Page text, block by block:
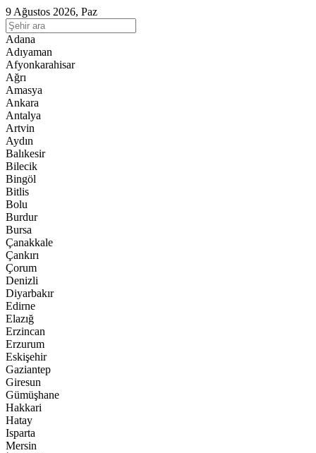
9 Ağustos 2026, Paz
Adana
Adıyaman
Afyonkarahisar
Ağrı
Amasya
Ankara
Antalya
Artvin
Aydın
Balıkesir
Bilecik
Bingöl
Bitlis
Bolu
Burdur
Bursa
Çanakkale
Çankırı
Çorum
Denizli
Diyarbakır
Edirne
Elazığ
Erzincan
Erzurum
Eskişehir
Gaziantep
Giresun
Gümüşhane
Hakkari
Hatay
Isparta
Mersin